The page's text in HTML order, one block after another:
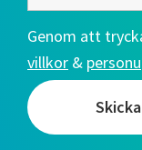
Genom att
villkor &